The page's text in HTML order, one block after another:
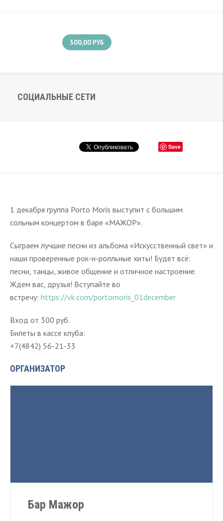
300,00 РУБ
СОЦИАЛЬНЫЕ СЕТИ
Save
1 декабря группа Porto Moris выступит с большим
сольным концертом в баре «МАЖОР».
Сыграем лучшие песни из альбома «Искусственный свет» и
наши проверенные рок-н-ролльные хиты! Будет всё:
песни, танцы, живое общение и отличное настроение.
Ждем вас, друзья! Вступайте во
встречу: https://vk.com/portomoris_01december
Вход от 300 руб.
Билеты в кассе клуба:
+7(4842) 56-21-33
ОРГАНИЗАТОР
Бар Мажор